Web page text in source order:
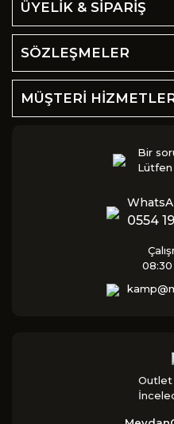
ÜYELİK & SİPARİŞ
SÖZLEŞMELER
MÜŞTERİ
Bir
Lütfen
0554
08:30
Outlet